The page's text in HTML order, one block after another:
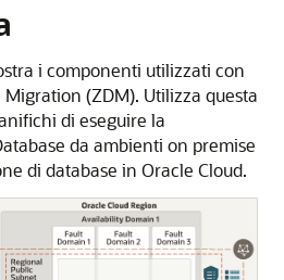
i componenti utilizzati con
(ZDM). Utilizza questa
di eseguire la
da ambienti on premise
di database in Oracle Cloud.